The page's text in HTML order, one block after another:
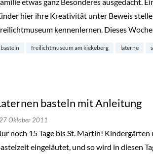
etwas ganz Besonderes ausgedacht.
hier ihre Kreativität unter Beweis
kennenlernen. Dieses
basteln freilichtmuseum am kiekeberg laterne
basteln mit Anleitung
27 Oktober 2011
noch 15 Tage bis St. Martin! Kindergärten
eingeläutet, und so wird in diesen